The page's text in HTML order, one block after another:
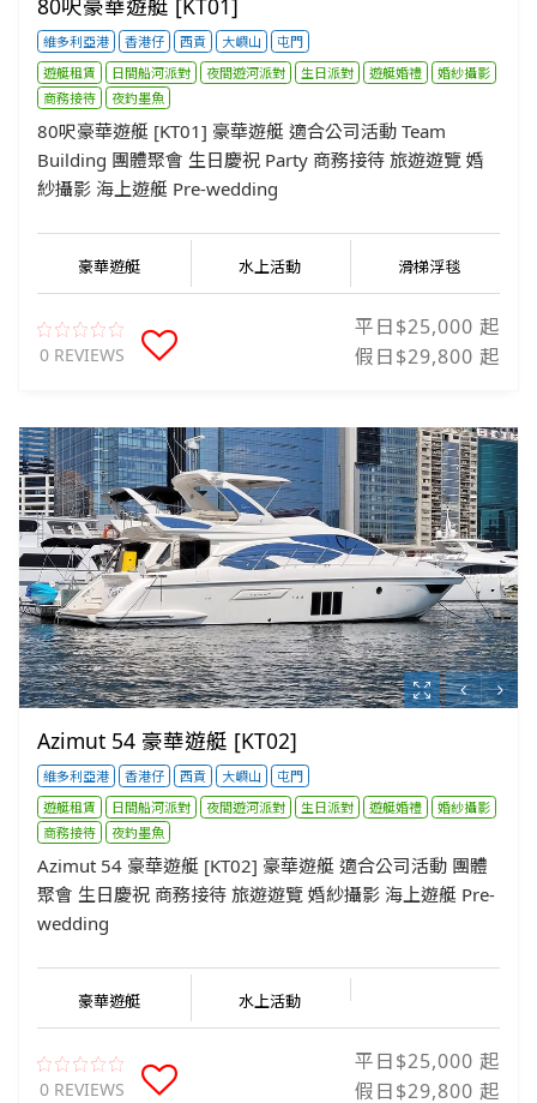
80呎豪華遊艇 [KT01]
維多利亞港 香港仔 西貢 大嶼山
屯門
遊艇租賃
日間船河派對 夜間遊河派對 生日派對 遊艇婚禮
婚紗攝影
商務接待
夜釣墨魚
80呎豪華遊艇 [KT01] 豪華遊艇 適合公司活動 Team
Building 團體聚會 生日慶祝 Party 商務接待 旅遊遊覽 婚
紗攝影 海上遊艇 Pre-wedding
豪華遊艇 水上活動 滑梯浮毯
0 REVIEWS
平日$25,000 起
假日$29,800 起
Azimut 54 豪華遊艇 [KT02]
維多利亞港 香港仔 西貢 大嶼山
屯門
遊艇租賃
日間船河派對 夜間遊河派對 生日派對 遊艇婚禮
婚紗攝影
商務接待
夜釣墨魚
Azimut 54 豪華遊艇 [KT02] 豪華遊艇 適合公司活動 團體
聚會 生日慶祝 商務接待 旅遊遊覽 婚紗攝影 海上遊艇 Pre-
wedding
豪華遊艇 水上活動
0 REVIEWS
平日$25,000 起
假日$29,800 起